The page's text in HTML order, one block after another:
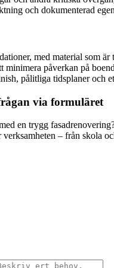
och dokumenterad
med material som
påverkan på
pålitliga tidsplaner och
via formuläret
en trygg
– från skola